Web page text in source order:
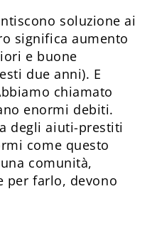
soluzione ai
significa aumento
e buone
due anni). E
chiamato
enormi debiti.
degli aiuti-prestiti
come questo
comunità,
per farlo, devono